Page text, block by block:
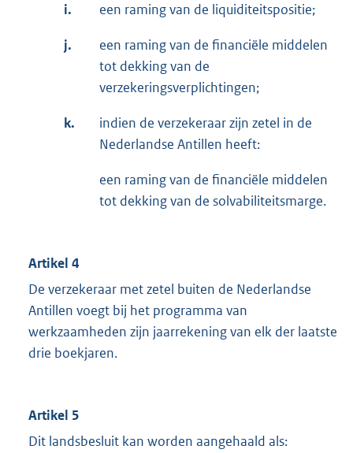
i. een raming van de liquiditeitspositie;
j.
een raming van de financiële middelen
tot dekking van de
verzekeringsverplichtingen;
k.
indien de verzekeraar zijn zetel in de
Nederlandse Antillen heeft:
een raming van de financiële middelen
tot dekking van de solvabiliteitsmarge.
Artikel 4
De verzekeraar met zetel buiten de Nederlandse
Antillen voegt bij het programma van
werkzaamheden zijn jaarrekening van elk der laatste
drie boekjaren.
Artikel 5
Dit landsbesluit kan worden aangehaald als: